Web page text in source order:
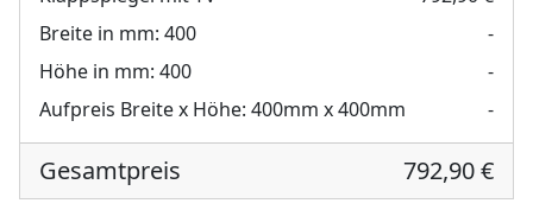
Breite in mm: 400
-
Höhe in mm: 400
-
Aufpreis Breite x Höhe: 400mm x 400mm -
Gesamtpreis 792,90 €